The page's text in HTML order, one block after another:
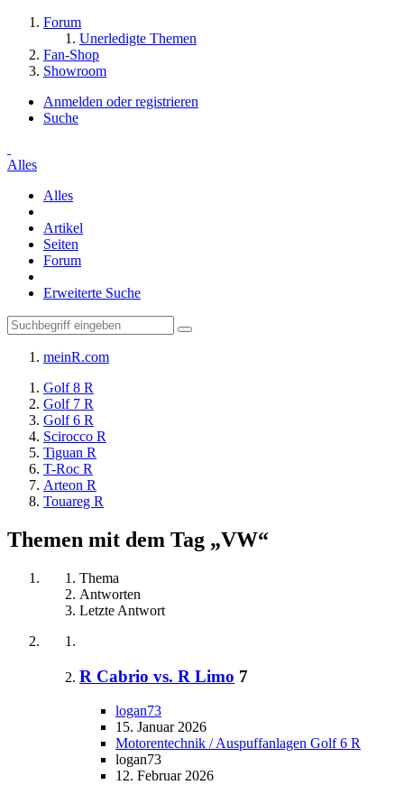
Forum
Unerledigte Themen
Fan-Shop
Showroom
Anmelden oder registrieren
Suche
Alles
Alles
Artikel
Seiten
Forum
Erweiterte Suche
meinR.com
Golf 8 R
Golf 7 R
Golf 6 R
Scirocco R
Tiguan R
T-Roc R
Arteon R
Touareg R
Themen mit dem Tag „VW“
Thema
Antworten
Letzte Antwort
R Cabrio vs. R Limo 7
logan73
15. Januar 2026
Motorentechnik / Auspuffanlagen Golf 6 R
logan73
12. Februar 2026